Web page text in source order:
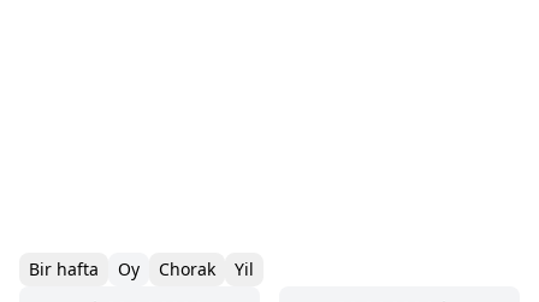
Bir hafta Oy Chorak Yil